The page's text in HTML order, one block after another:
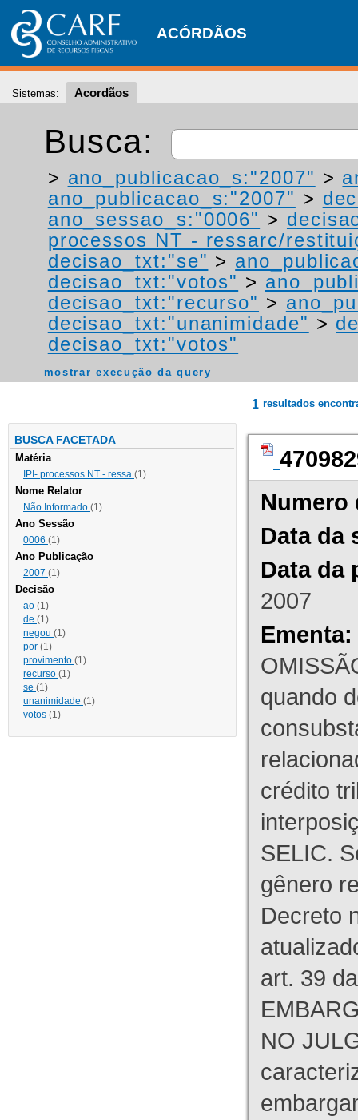
ACÓRDÃOS
Sistemas: Acordãos
Busca:
> ano_publicacao_s:"2007" >
ano_publicacao_s:"2007" >
ano_sessao_s:"0006" >
processos NT - ressarc/
decisao_txt:"se" >
decisao_txt:"votos" >
decisao_txt:"recurso" >
decisao_txt:"unanimidade" >
decisao_txt:"votos"
mostrar execução da query
BUSCA FACETADA
Matéria
IPI- processos NT - ressa (1)
Nome Relator
Não Informado (1)
Ano Sessão
0006 (1)
Ano Publicação
2007 (1)
Decisão
ao (1)
de (1)
negou (1)
por (1)
provimento (1)
recurso (1)
se (1)
unanimidade (1)
votos (1)
1 resultados
Numero
Data da
Data da
2007
Ementa:
quando
crédito
SELIC.
gênero
Decreto
art. 39
NO